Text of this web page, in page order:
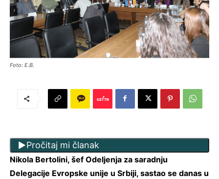
Foto: E.B.
Pročitaj mi članak
Nikola Bertolini, šef Odeljenja za saradnju
Delegacije Evropske unije u Srbiji, sastao se danas u